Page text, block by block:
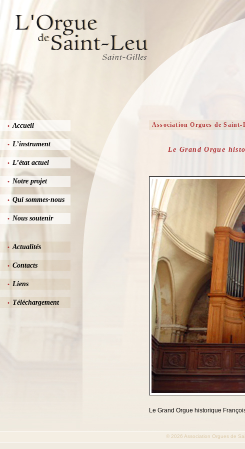
• Accueil
• L’instrument
• L’état actuel
• Notre projet
• Qui sommes-nous
• Nous soutenir
• Actualités
• Contacts
• Liens
• Téléchargement
Association Orgues de
Le Grand Orgue
Le Grand Orgue historique
© 2026 Association Orgues de